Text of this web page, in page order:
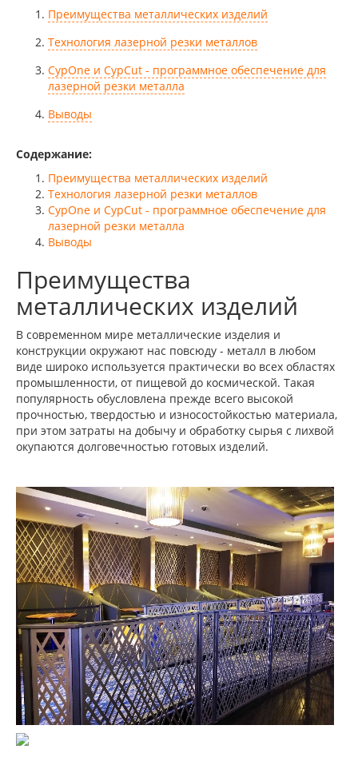
Преимущества металлических изделий
Технология лазерной резки металлов
CypOne и CypCut - программное обеспечение для
лазерной резки металла
Выводы
Содержание:
Преимущества металлических изделий
Технология лазерной резки металлов
CypOne и CypCut - программное обеспечение для
лазерной резки металла
Выводы
Преимущества
металлических изделий
В современном мире металлические изделия и
конструкции окружают нас повсюду - металл в любом
виде широко используется практически во всех областях
промышленности, от пищевой до космической. Такая
популярность обусловлена прежде всего высокой
прочностью, твердостью и износостойкостью материала,
при этом затраты на добычу и обработку сырья с лихвой
окупаются долговечностью готовых изделий.